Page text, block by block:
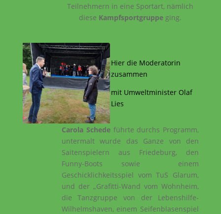
Teilnehmern in eine Sportart, nämlich
diese Kampfsportgruppeging.
Hier die Moderatorin
zusammen
mit Umweltminister Olaf
Lies
Carola Schedeführte durchs Programm,
untermalt wurde das Ganze von den
Saitenspielern aus Friedeburg, den
Funny-Boots sowie einem
Geschicklichkeitsspiel vom TuS Glarum,
und der „Grafitti-Wand vom Wohnheim,
die Tanzgruppe von der Lebenshilfe-
Wilhelmshaven, einem Seifenblasenspiel